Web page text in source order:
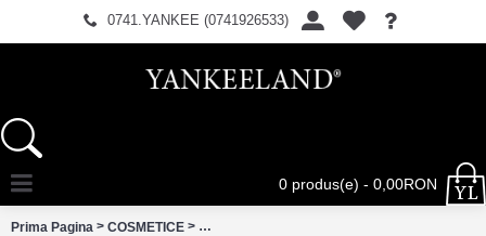
0741.YANKEE (0741926533)
0 produs(e) - 0,00RON
Prima Pagina > COSMETICE > Bomba de baie efervescenta Let's Jam,